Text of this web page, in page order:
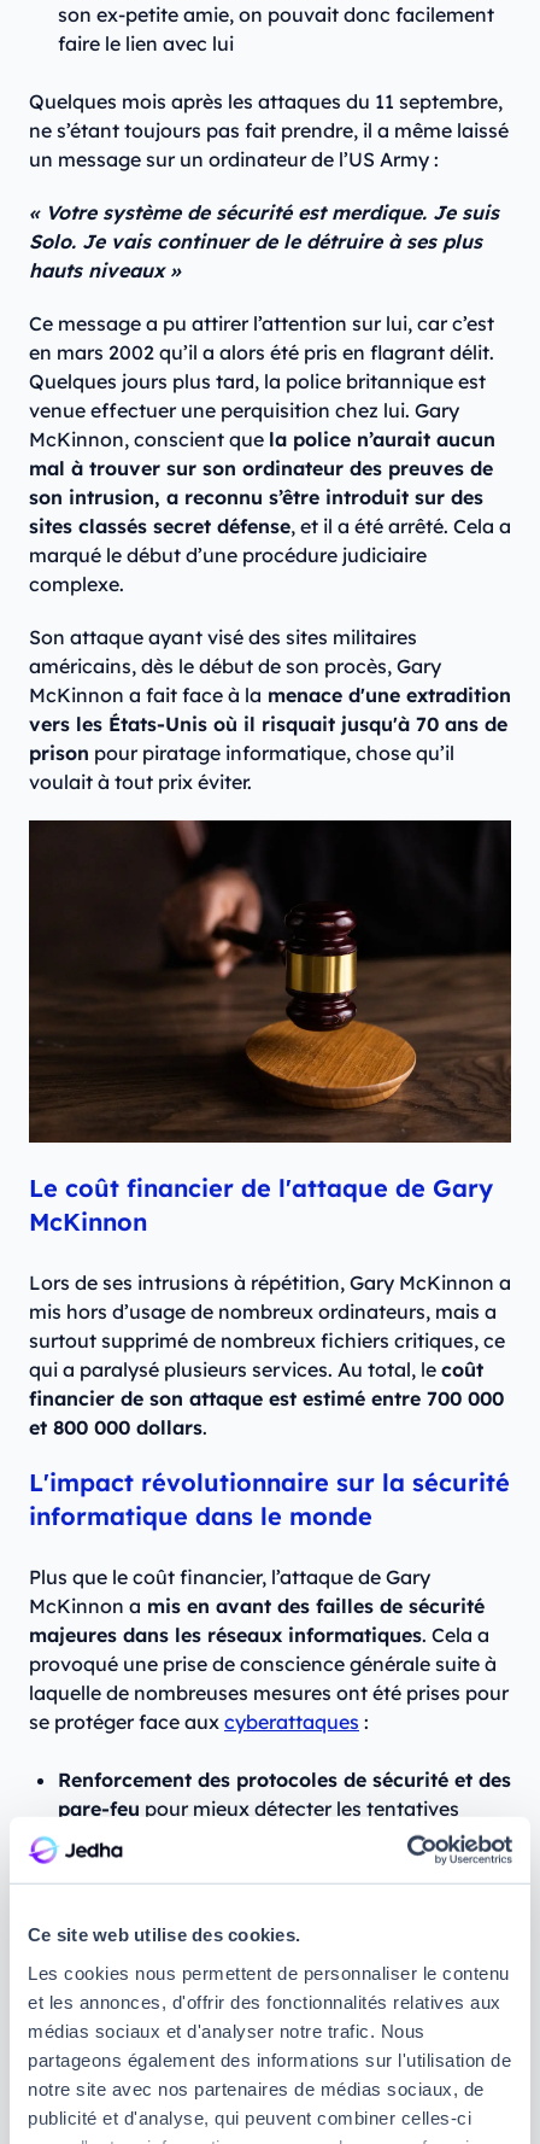
Ce site web utilise des cookies.
Les cookies nous permettent de personnaliser le contenu
et les annonces, d'offrir des fonctionnalités relatives aux
médias sociaux et d'analyser notre trafic. Nous
partageons également des informations sur l'utilisation de
notre site avec nos partenaires de médias sociaux, de
publicité et d'analyse, qui peuvent combiner celles-ci
son ex-petite amie, on pouvait donc facilement
faire le lien avec lui
Quelques mois après les attaques du 11 septembre,
ne s’étant toujours pas fait prendre, il a même laissé
un message sur un ordinateur de l’US Army :
« Votre système de sécurité est merdique. Je suis
Solo. Je vais continuer de le détruire à ses plus
hauts niveaux »
Ce message a pu attirer l’attention sur lui, car c’est
en mars 2002 qu’il a alors été pris en flagrant délit.
Quelques jours plus tard, la police britannique est
venue effectuer une perquisition chez lui. Gary
McKinnon, conscient que la police n’aurait aucun
mal à trouver sur son ordinateur des preuves de
son intrusion, a reconnu s’être introduit sur des
sites classés secret défense, et il a été arrêté. Cela a
marqué le début d’une procédure judiciaire
complexe.
Son attaque ayant visé des sites militaires
américains, dès le début de son procès, Gary
McKinnon a fait face à la menace d'une extradition
vers les États-Unis où il risquait jusqu'à 70 ans de
prison pour piratage informatique, chose qu’il
voulait à tout prix éviter.
Le coût financier de l'attaque de Gary
McKinnon
Lors de ses intrusions à répétition, Gary McKinnon a
mis hors d’usage de nombreux ordinateurs, mais a
surtout supprimé de nombreux fichiers critiques, ce
qui a paralysé plusieurs services. Au total, le coût
financier de son attaque est estimé entre 700 000
et 800 000 dollars.
L'impact révolutionnaire sur la sécurité
informatique dans le monde
Plus que le coût financier, l’attaque de Gary
McKinnon a mis en avant des failles de sécurité
majeures dans les réseaux informatiques. Cela a
provoqué une prise de conscience générale suite à
laquelle de nombreuses mesures ont été prises pour
se protéger face aux cyberattaques :
Renforcement des protocoles de sécurité et des
pare-feu pour mieux détecter les tentatives
d’intrusion.
menaces cybernétiques
la cybersécurité.
Développement de la recherche en
cybersécurité
, grâce à laquelle ont émergé de
nouvelles technologies telles que
l’authentification à plusieurs facteurs, des
solutions dechiffrement avancées et des outils